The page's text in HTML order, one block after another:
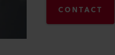
CONTACT